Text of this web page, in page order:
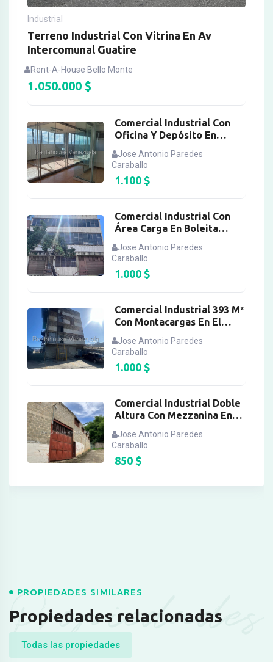
Industrial
Terreno Industrial Con Vitrina En Av
Intercomunal Guatire
Rent-A-House Bello Monte
1.050.000 $
Comercial Industrial Con
Oficina Y Depósito En
Jose Antonio Paredes
Caraballo
1.100 $
Comercial Industrial Con
Área Carga En Boleita
Jose Antonio Paredes
Caraballo
1.000 $
Comercial Industrial 393 M²
Con Montacargas En El
Jose Antonio Paredes
Caraballo
1.000 $
Comercial Industrial Doble
Altura Con Mezzanina En
Jose Antonio Paredes
Caraballo
850 $
Propiedades
PROPIEDADES SIMILARES
Propiedades relacionadas
Todas las propiedades